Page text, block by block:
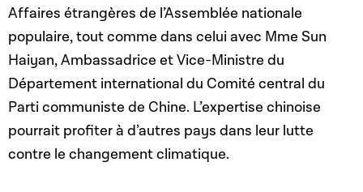
Affaires étrangères de l’Assemblée nationale
populaire, tout comme dans celui avec Mme Sun
Haiyan, Ambassadrice et Vice-Ministre du
Département international du Comité central du
Parti communiste de Chine. L’expertise chinoise
pourrait profiter à d’autres pays dans leur lutte
contre le changement climatique.